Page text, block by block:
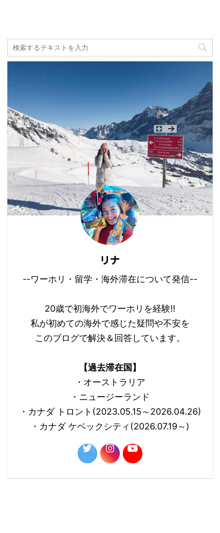
リナ
--ワーホリ・留学・海外滞在について発信--
20歳で初海外でワーホリを経験!!
私が初めての海外で感じた疑問や不安を
このブログで解決＆回答しています。
【過去滞在国】
・オーストラリア
・ニュージーランド
・カナダ トロント(2023.05.15～2026.04.26)
・カナダ ケベックシティ(2026.07.19～)